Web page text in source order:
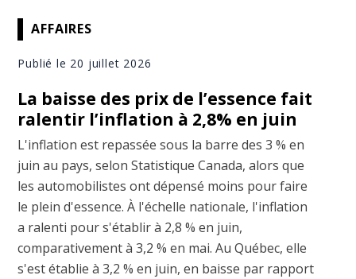
AFFAIRES
Publié le 20 juillet 2026
La baisse des prix de l’essence fait
ralentir l’inflation à 2,8% en juin
L'inflation est repassée sous la barre des 3 % en
juin au pays, selon Statistique Canada, alors que
les automobilistes ont dépensé moins pour faire
le plein d'essence. À l'échelle nationale, l'inflation
a ralenti pour s'établir à 2,8 % en juin,
comparativement à 3,2 % en mai. Au Québec, elle
s'est établie à 3,2 % en juin, en baisse par rapport